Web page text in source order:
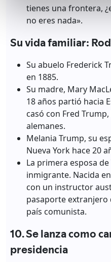
tienes una frontera,
no eres nada».
Su vida familiar:
Su abuelo Frederick
en 1885.
Su madre, Mary
18 años partió hacia
casó con Fred
alemanes.
Melania Trump, su
Nueva York hace 20
La primera esposa
inmigrante. Nacida
con un instructor
pasaporte extranjero
país comunista.
10. Se lanza como
presidencia